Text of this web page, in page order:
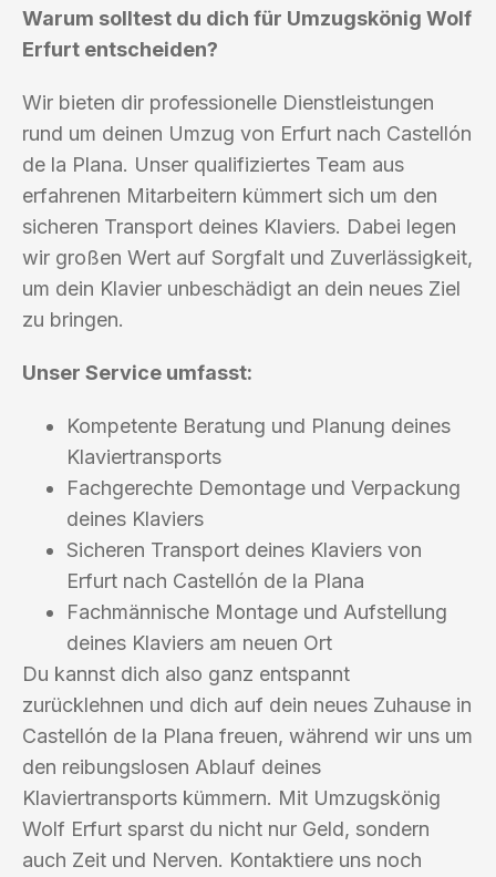
Warum solltest du dich für Umzugskönig Wolf
Erfurt entscheiden?
Wir bieten dir professionelle Dienstleistungen
rund um deinen Umzug von Erfurt nach Castellón
de la Plana. Unser qualifiziertes Team aus
erfahrenen Mitarbeitern kümmert sich um den
sicheren Transport deines Klaviers. Dabei legen
wir großen Wert auf Sorgfalt und Zuverlässigkeit,
um dein Klavier unbeschädigt an dein neues Ziel
zu bringen.
Unser Service umfasst:
Kompetente Beratung und Planung deines
Klaviertransports
Fachgerechte Demontage und Verpackung
deines Klaviers
Sicheren Transport deines Klaviers von
Erfurt nach Castellón de la Plana
Fachmännische Montage und Aufstellung
deines Klaviers am neuen Ort
Du kannst dich also ganz entspannt
zurücklehnen und dich auf dein neues Zuhause in
Castellón de la Plana freuen, während wir uns um
den reibungslosen Ablauf deines
Klaviertransports kümmern. Mit Umzugskönig
Wolf Erfurt sparst du nicht nur Geld, sondern
auch Zeit und Nerven. Kontaktiere uns noch